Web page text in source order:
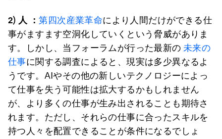
2) 人 ：第四次産業革命により人間だけができる仕
事がますます空洞化していくという脅威がありま
す。しかし、当フォーラムが行った最新の 未来の
仕事に関する調査によると、現実は多少異なるよ
うです。AIやその他の新しいテクノロジーによっ
て仕事を失う可能性は拡大するかもしれません
が、より多くの仕事が生み出されることも期待さ
れます。ただし、それらの仕事に合ったスキルを
持つ人々を配置できることが条件になるでしょ